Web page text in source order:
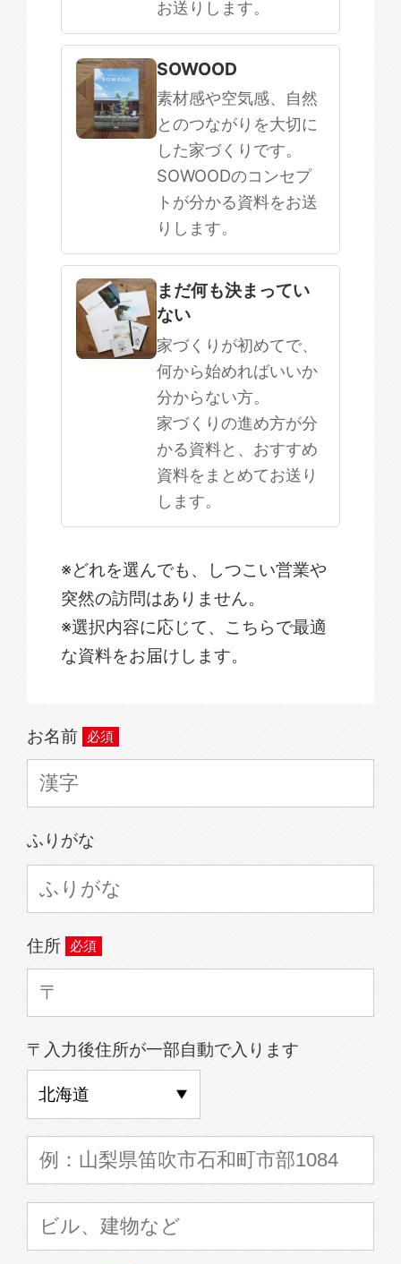
お送りします。
SOWOOD
素材感や空気感、自然
とのつながりを大切に
した家づくりです。
SOWOODのコンセプ
トが分かる資料をお送
りします。
まだ何も決まってい
ない
家づくりが初めてで、
何から始めればいいか
分からない方。
家づくりの進め方が分
かる資料と、おすすめ
資料をまとめてお送り
します。
※どれを選んでも、しつこい営業や
突然の訪問はありません。
※選択内容に応じて、こちらで最適
な資料をお届けします。
お名前
ふりがな
住所
〒入力後住所が一部自動で入ります